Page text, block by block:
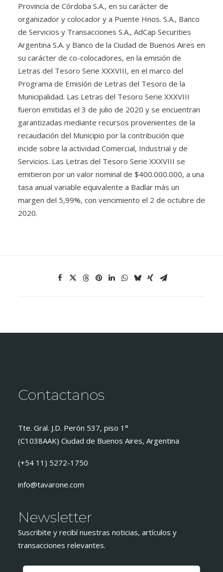
Provincia de Córdoba S.A., en su carácter de
organizador y colocador y a Puente Hnos. S.A., Banco
de Servicios y Transacciones S.A., AdCap Securities
Argentina S.A. y Banco de la Ciudad de Buenos Aires en
su carácter de co-colocadores, en la emisión de
Letras del Tesoro Serie XXXVIII, en el marco del
Programa de Emisión de Letras del Tesoro de la
Municipalidad. Las Letras del Tesoro Serie XXXVIII
fueron emitidas el 3 de julio de 2020 y se encuentran
garantizadas mediante recursos provenientes de la
recaudación del Municipio por la contribución que
incide sobre la actividad Comercial, Industrial y de
Servicios. Las Letras del Tesoro Serie XXXVIII se
emitieron por un valor nominal de $400.000.000, a una
tasa anual variable equivalente a Badlar más un
margen del 5,99%, con vencimiento el 2 de octubre de
2020.
Contactanos
Tte. Gral. J.D. Perón 537, piso 1°
(C1038AAK) Ciudad de Buenos Aires, Argentina
(+54 11) 5272-1750
info@tavarone.com
Newsletter
Suscribite y recibí nuestras noticias, artículos y
transacciones relevantes.